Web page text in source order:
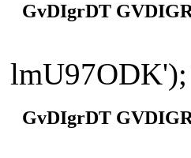
GvDIgrDT
GvDIgrDT